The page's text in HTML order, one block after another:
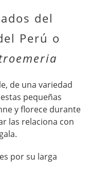
del
Perú o
de una variedad
pequeñas
y florece durante
las relaciona con
por su larga